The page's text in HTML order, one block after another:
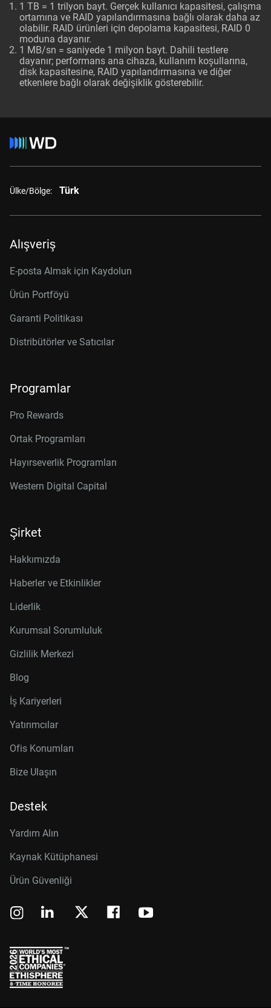
1 TB = 1 trilyon bayt. Gerçek kullanıcı kapasitesi, çalışma
ortamına ve RAID yapılandırmasına bağlı olarak daha az
olabilir. RAID ürünleri için depolama kapasitesi, RAID 0
moduna dayanır.
1 MB/sn = saniyede 1 milyon bayt. Dahili testlere
dayanır; performans ana cihaza, kullanım koşullarına,
disk kapasitesine, RAID yapılandırmasına ve diğer
etkenlere bağlı olarak değişiklik gösterebilir.
Ülke/Bölge: Türk
Alışveriş
E-posta Almak için Kaydolun
Ürün Portföyü
Garanti Politikası
Distribütörler ve Satıcılar
Programlar
Pro Rewards
Ortak Programları
Hayırseverlik Programları
Western Digital Capital
Şirket
Hakkımızda
Haberler ve Etkinlikler
Liderlik
Kurumsal Sorumluluk
Gizlilik Merkezi
Blog
İş Kariyerleri
Yatırımcılar
Ofis Konumları
Bize Ulaşın
Destek
Yardım Alın
Kaynak Kütüphanesi
Ürün Güvenliği